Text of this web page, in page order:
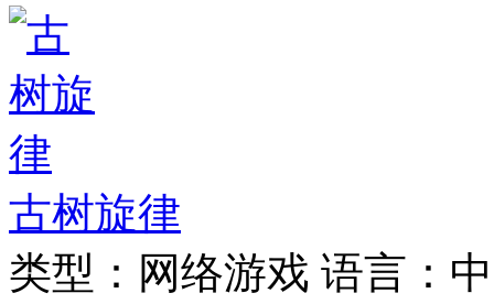
古树旋律
类型： 网络游戏 语言：